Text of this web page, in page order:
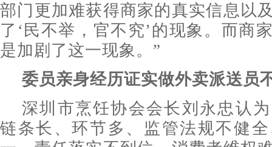
部门更加难获得商家的真实信息以
了‘民不举，官不究’的现象。而商
是加剧了这一现象。”
委员亲身经历证实做外卖派送员
深圳市烹饪协会会长刘永忠认
链条长、环节多、监管法规不健